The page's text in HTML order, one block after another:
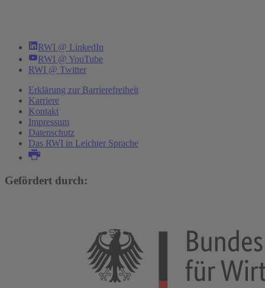
RWI @ LinkedIn
RWI @ YouTube
RWI @ Twitter
Erklärung zur Barrierefreiheit
Karriere
Kontakt
Impressum
Datenschutz
Das RWI in Leichter Sprache
Gefördert durch: